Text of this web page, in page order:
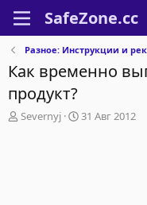
Разное: Инструкции и
Как временно
продукт?
А
Severnyj
Д
31 Авг 2012